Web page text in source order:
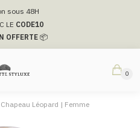
sous 48H
LE CODE10
OFFERTE📦
0
Chapeau Léopard | Femme